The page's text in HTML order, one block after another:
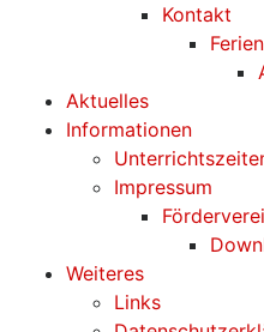
Kontakt
Aktuelles
Informationen
Impressum
Weiteres
Links